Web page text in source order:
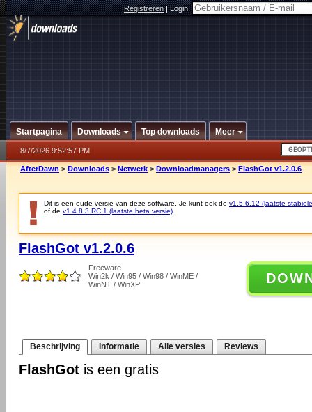
Registreren|Login:
Startpagina Downloads Top downloads Meer
8/7/2026 9:52:57 PM
AfterDawn > Downloads > Netwerk > Downloadmanagers > FlashGot v1.2.0.6
Dit is een oude versie van deze software. Je kunt ook de v1.5.6.12 (laatste
of de v1.4.8.3 RC 1 (laatste beta versie)
FlashGot v1.2.0.6
Freeware
Win2k / Win95 / Win98 / WinME /
WinNT / WinXP
Beschrijving Informatie Alle versies Reviews
FlashGot is een gratis